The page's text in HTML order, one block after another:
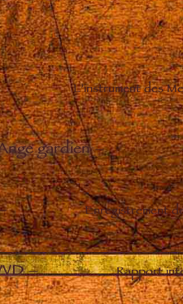
L’instrument des
gardien–
Enregistrement
– Rapport